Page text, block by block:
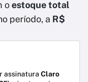
oestoque total
período, a R$
assinatura Claro